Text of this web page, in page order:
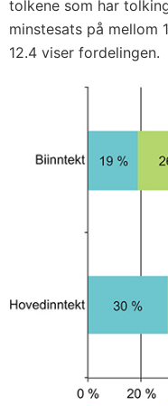
tolkene som har
minstesats på mellom
12.4 viser fordelingen.